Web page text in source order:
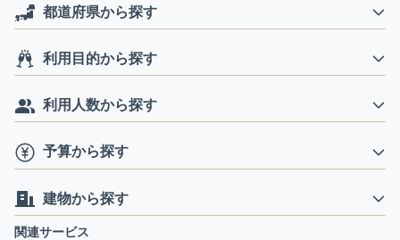
都道府県から探す
利用目的から探す
利用人数から探す
予算から探す
建物から探す
関連サービス